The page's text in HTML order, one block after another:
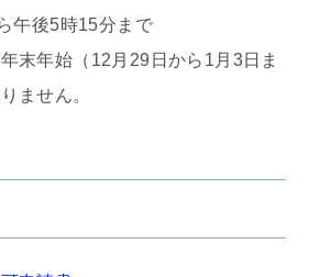
午後5時15分まで
末年始（12月29日から1月3日ま
ません。